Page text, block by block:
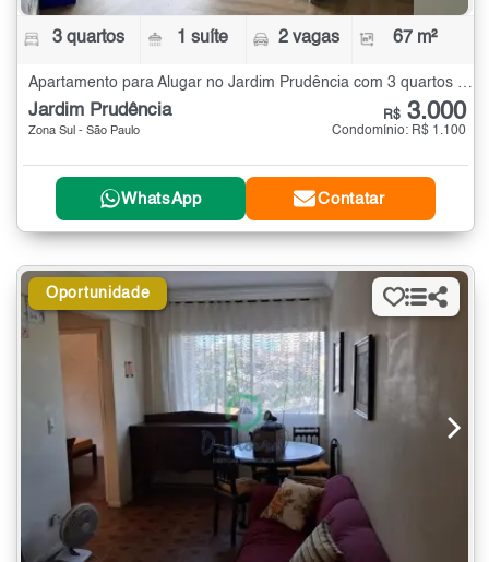
3 quartos 1 suíte 2 vagas 67 m²
Apartamento para Alugar no Jardim Prudência com 3 quartos - 67 m²
Jardim Prudência
Zona Sul - São Paulo
R$ 3.000
Condomínio: R$ 1.100
WhatsApp Contatar
Oportunidade